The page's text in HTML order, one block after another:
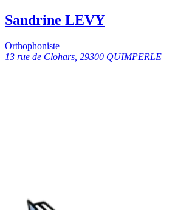
Sandrine LEVY
Orthophoniste
13 rue de Clohars, 29300 QUIMPERLE